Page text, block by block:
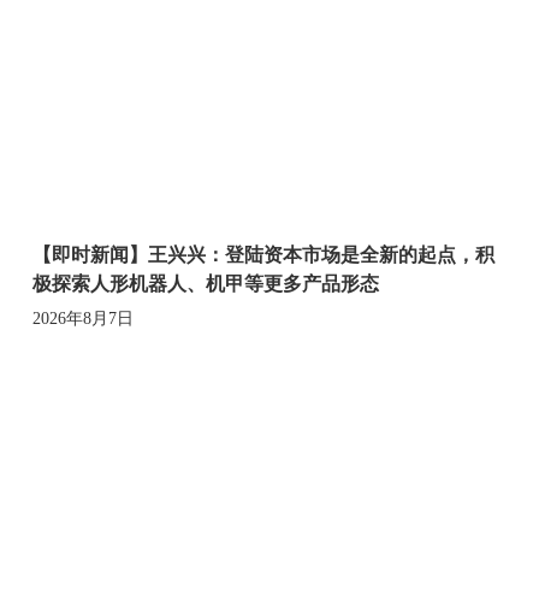
【即时新闻】王兴兴：登陆资本市场是全新的起点，积
极探索人形机器人、机甲等更多产品形态
2026年8月7日